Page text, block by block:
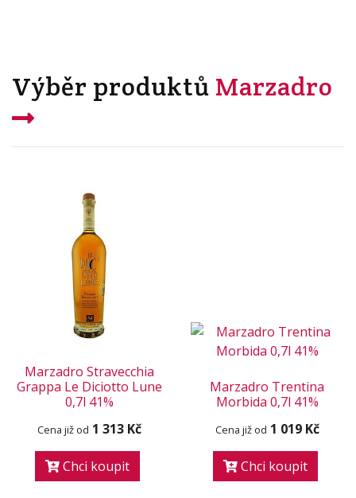
Výběr produktů Marzadro
Marzadro Stravecchia
Grappa Le Diciotto Lune
0,7l 41%
Cena již od 1 313 Kč
Chci koupit
Marzadro Trentina
Morbida 0,7l 41%
Cena již od 1 019 Kč
Chci koupit